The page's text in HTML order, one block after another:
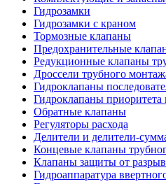
Гидрозамки
Гидрозамки с краном
Тормозные клапаны
Предохранительные
Редукционные клапаны
Дроссели трубного
Гидроклапаны
Гидроклапаны
Обратные клапаны
Регуляторы расхода
Делители и делители-
Концевые клапаны
Клапаны защиты от
Гидроаппаратура